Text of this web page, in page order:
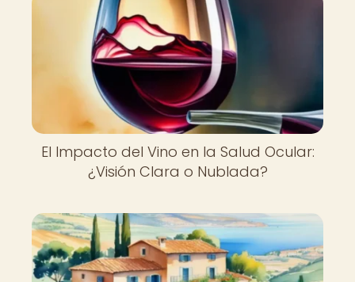
El Impacto del Vino en la Salud Ocular:
¿Visión Clara o Nublada?